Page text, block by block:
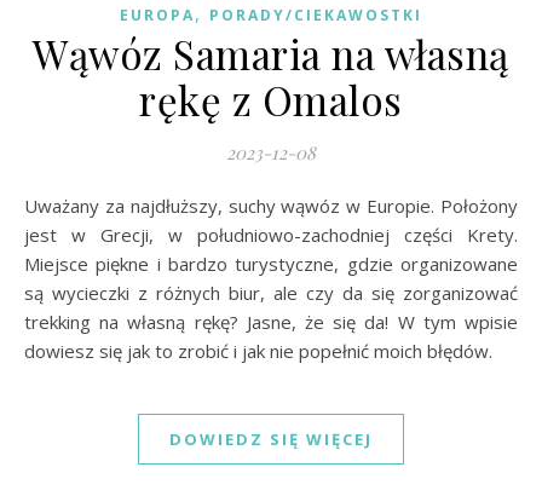
EUROPA, PORADY/CIEKAWOSTKI
Wąwóz Samaria na własną
rękę z Omalos
2023-12-08
Uważany za najdłuższy, suchy wąwóz w Europie. Położony
jest w Grecji, w południowo-zachodniej części Krety.
Miejsce piękne i bardzo turystyczne, gdzie organizowane
są wycieczki z różnych biur, ale czy da się zorganizować
trekking na własną rękę? Jasne, że się da! W tym wpisie
dowiesz się jak to zrobić i jak nie popełnić moich błędów.
DOWIEDZ SIĘ WIĘCEJ